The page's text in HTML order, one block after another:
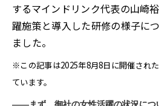
するマインドリンク代表の山崎
躍施策と導入した研修の様子に
ました。
※この記事は2025年8月8日に開催され
ています。